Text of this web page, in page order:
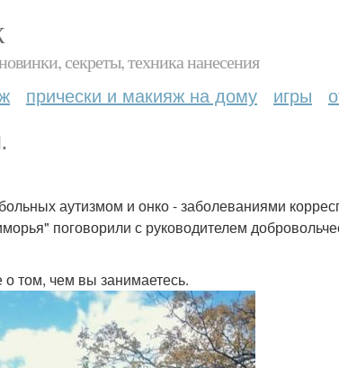
секреты, техника нанесения
прически и макияж на дому игры
аутизмом и онко - заболеваниями
поговорили с руководителем
том, чем вы занимаетесь.